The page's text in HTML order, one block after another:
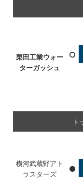
栗田工業ウォー
ターガッシュ
ト
横河武蔵野アト
ラスターズ